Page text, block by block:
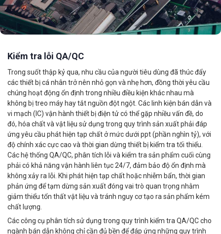
Kiểm tra lỗi QA/QC
Trong suốt thập kỷ qua, nhu cầu của người tiêu dùng đã thúc đẩy
các thiết bị cá nhân trở nên nhỏ gọn và nhẹ hơn, đồng thời yêu cầu
chúng hoạt động ổn định trong nhiều điều kiện khác nhau mà
không bị treo máy hay tắt nguồn đột ngột. Các linh kiện bán dẫn và
vi mạch (IC) vận hành thiết bị điện tử có thể gặp nhiều vấn đề, do
đó, hóa chất và vật liệu sử dụng trong quy trình sản xuất phải đáp
ứng yêu cầu phát hiện tạp chất ở mức dưới ppt (phần nghìn tỷ), với
độ chính xác cực cao và thời gian dừng thiết bị kiểm tra tối thiểu.
Các hệ thống QA/QC, phân tích lỗi và kiểm tra sản phẩm cuối cùng
phải có khả năng vận hành liên tục 24/7, đảm bảo độ ổn định mà
không xảy ra lỗi. Khi phát hiện tạp chất hoặc nhiễm bẩn, thời gian
phản ứng để tạm dừng sản xuất đóng vai trò quan trọng nhằm
giảm thiểu tổn thất vật liệu và tránh nguy cơ tạo ra sản phẩm kém
chất lượng.
Các công cụ phân tích sử dụng trong quy trình kiểm tra QA/QC cho
ngành bán dẫn không chỉ cần đủ bền để đáp ứng những quy trình